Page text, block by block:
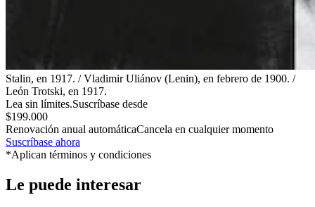
Stalin, en 1917. / Vladimir Uliánov (Lenin), en febrero de 1900. /
León Trotski, en 1917.
Lea sin límites.Suscríbase desde
$199.000
Renovación anual automáticaCancela en cualquier momento
Suscríbase ahora
*Aplican términos y condiciones
Le puede interesar